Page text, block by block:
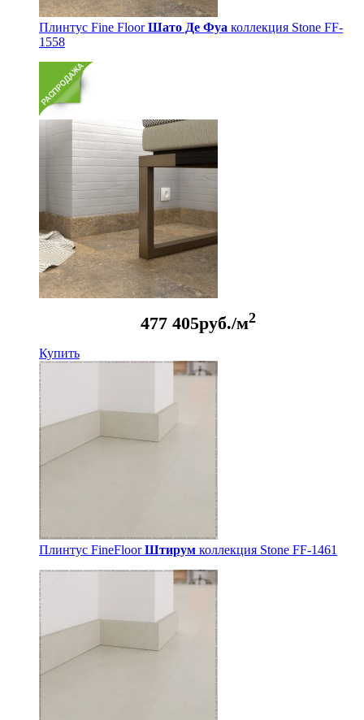
Плинтус Fine FloorШато Де Фуа коллекция Stone FF-
1558
477 405руб./м2
Купить
Плинтус FineFloorШтирум коллекция Stone FF-1461